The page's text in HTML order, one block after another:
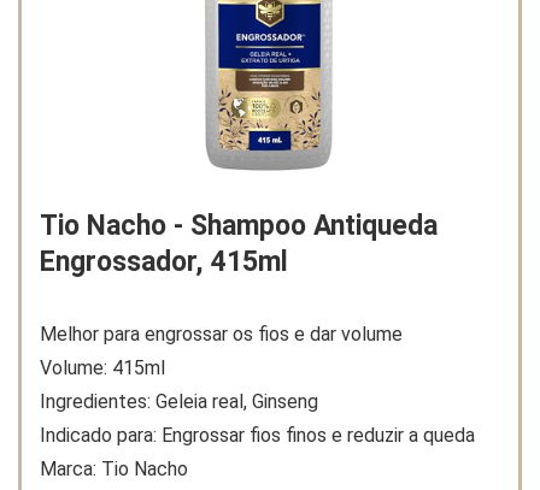
Tio Nacho - Shampoo Antiqueda
Engrossador, 415ml
Melhor para engrossar os fios e dar volume
Volume: 415ml
Ingredientes: Geleia real, Ginseng
Indicado para: Engrossar fios finos e reduzir a queda
Marca: Tio Nacho